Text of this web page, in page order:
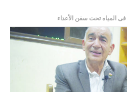
المياه تحت سفن الأعداء